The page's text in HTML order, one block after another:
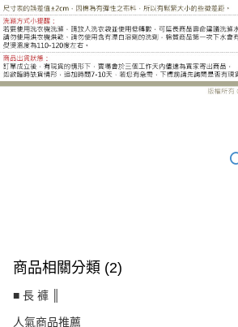
商品相關分類 (2)
■ 長 褲 ║
人氣商品推薦